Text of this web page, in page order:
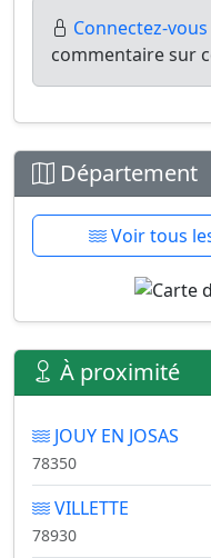
Connectez-vous
commentaire sur
Département
Voir tous
À proximité
JOUY EN JOSAS
78350
VILLETTE
78930